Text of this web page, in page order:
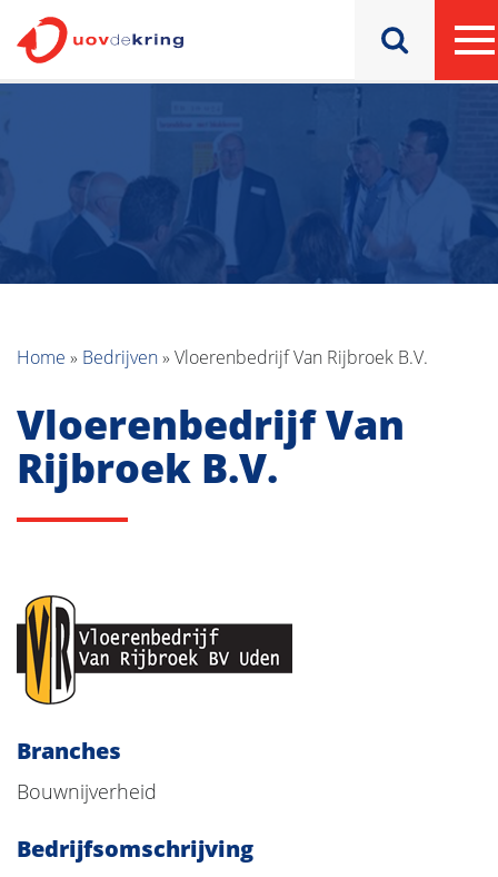
Home » Bedrijven» Vloerenbedrijf Van Rijbroek B.V.
Vloerenbedrijf Van
Rijbroek B.V.
Branches
Bouwnijverheid
Bedrijfsomschrijving